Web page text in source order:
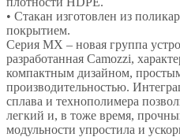
• Стакан изготовлен из
покрытием.
Серия МХ – новая группа
разработанная Camozzi,
компактным дизайном,
производительностью.
сплава и технополимера
легкий и, в тоже время,
модульности упростила и